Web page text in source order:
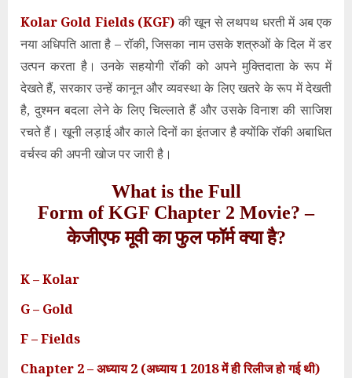
Kolar Gold Fields (KGF) की खून से लथपथ धरती में अब एक
नया अधिपति आता है – रॉकी, जिसका नाम उसके शत्रुओं के दिल में डर
उत्पन करता है। उनके सहयोगी रॉकी को अपने मुक्तिदाता के रूप में
देखते हैं, सरकार उन्हें कानून और व्यवस्था के लिए खतरे के रूप में देखती
है, दुश्मन बदला लेने के लिए चिल्लाते हैं और उसके विनाश की साजिश
रचते हैं। खूनी लड़ाई और काले दिनों का इंतजार है क्योंकि रॉकी अबाधित
वर्चस्व की अपनी खोज पर जारी है।
What is the Full
Form of KGF Chapter 2 Movie? –
केजीएफ मूवीकाफुल फॉर्म क्याहै?
K – Kolar
G – Gold
F – Fields
Chapter 2 – अध्याय 2 (अध्याय 1 2018 में ही रिलीज हो गई थी)